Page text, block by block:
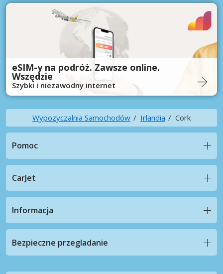
eSIM-y na podróż. Zawsze online.
Wszędzie
Szybki i niezawodny internet
Wypozyczalnia Samochodów Irlandia Cork
Pomoc
CarJet
Informacja
Bezpieczne przegladanie